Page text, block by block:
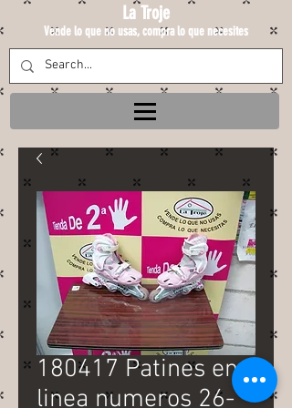
La Troje
Vende lo que no usas, compra lo que necesites
180417 Patines en
linea numeros 26-